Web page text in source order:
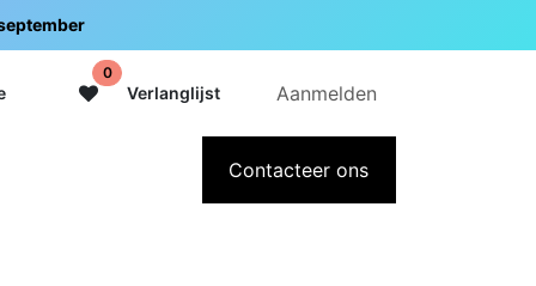
0
Verlanglijst Aanmelden
Over IntermediContacteer ons